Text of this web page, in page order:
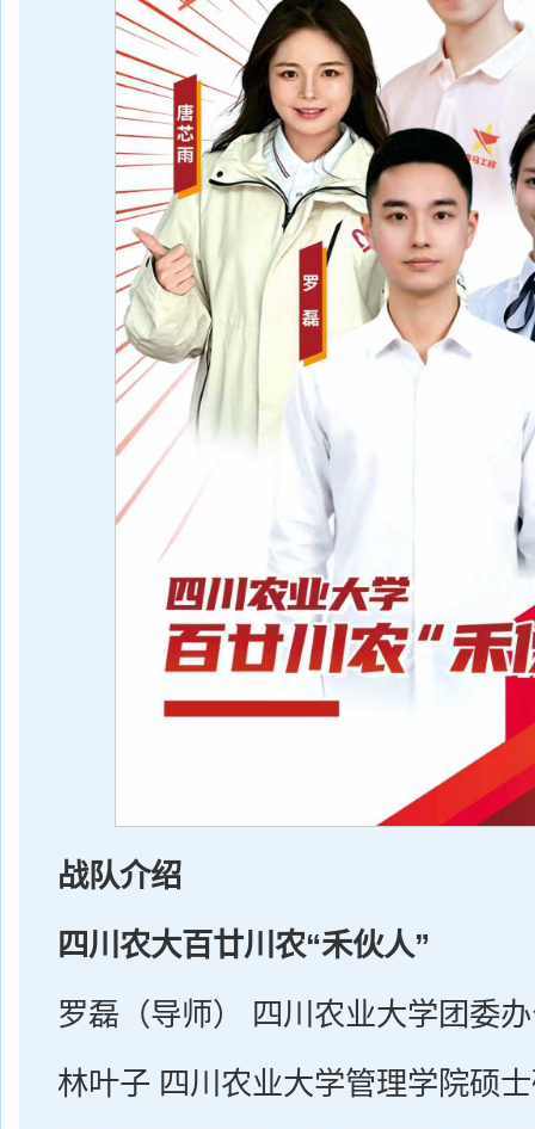
战队介绍
四川农大百廿川农“禾伙人”
罗磊（导师） 四川农业大学团委
林叶子 四川农业大学管理学院硕